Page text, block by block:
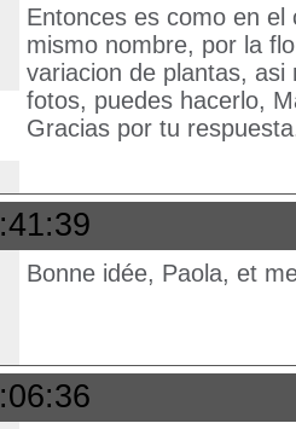
Entonces es como en
mismo nombre, por la
variacion de plantas,
fotos, puedes hacerlo,
Gracias por tu
Bonne idée, Paola, et